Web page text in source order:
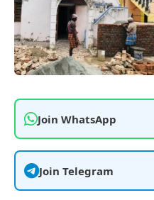
Join WhatsApp
Join Telegram